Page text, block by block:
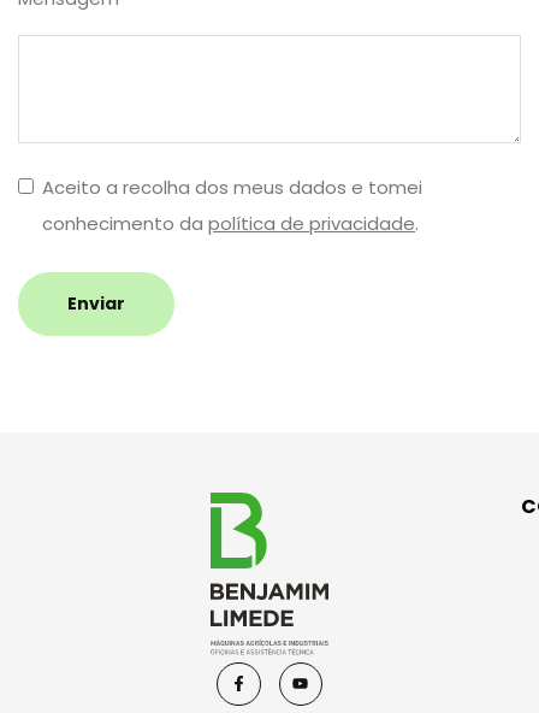
Aceito a recolha dos meus dados e tomei
conhecimento da política de privacidade.
Enviar